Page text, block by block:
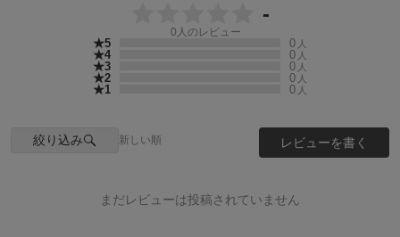
-
0 人のレビュー
★5 0 人
★4 0 人
★3 0 人
★2 0 人
★1 0 人
絞り込み 新しい順 レビューを書く
まだレビューは投稿されていません